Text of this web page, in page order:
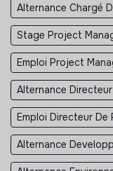
Alternance Chargé
Stage Project
Emploi Project
Alternance
Emploi Directeur De
Alternance